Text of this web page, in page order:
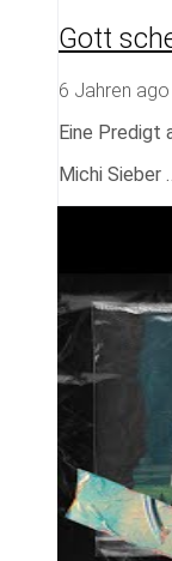
Gott
6 Jahren ago
Eine Predigt
Michi Sieber